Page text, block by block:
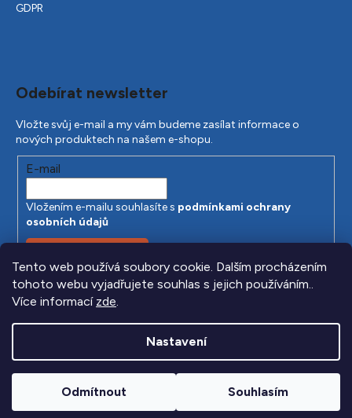
Tento web používá soubory cookie. Dalším procházením
tohoto webu vyjadřujete souhlas s jejich používáním..
Více informací zde.
Nastavení
Odmítnout Souhlasím
GDPR
Odebírat newsletter
Vložte svůj e-mail a my vám budeme zasílat informace o
nových produktech na našem e-shopu.
E-mail
Vložením e-mailu souhlasíte s podmínkami ochrany
osobních údajů
PŘIHLÁSIT SE
Vytvořil Shoptet Anque Media
Copyright 2026Beretta.cz. Všechna práva vyhrazena.